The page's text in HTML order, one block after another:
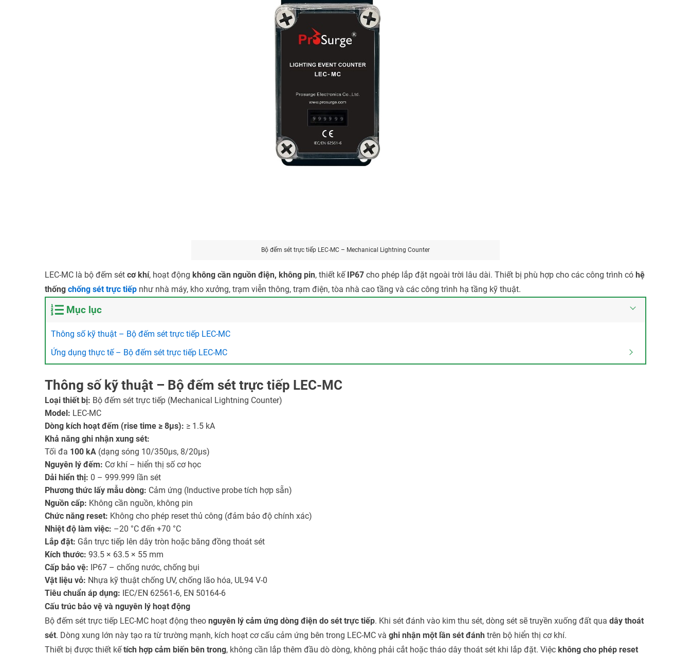
Bộ đếm sét trực tiếp LEC-MC – Mechanical Lightning Counter
LEC-MC là bộ đếm sét cơ khí, hoạt động không cần nguồn điện, không pin, thiết kế IP67 cho phép lắp đặt ngoài trời lâu dài. Thiết bị phù hợp cho các công trình có hệ
thống chống sét trực tiếp như nhà máy, kho xưởng, trạm viễn thông, trạm điện, tòa nhà cao tầng và các công trình hạ tầng kỹ thuật.
Mục lục
Thông số kỹ thuật – Bộ đếm sét trực tiếp LEC-MC
Ứng dụng thực tế – Bộ đếm sét trực tiếp LEC-MC
Thông số kỹ thuật – Bộ đếm sét trực tiếp LEC-MC
Loại thiết bị: Bộ đếm sét trực tiếp (Mechanical Lightning Counter)
Model: LEC-MC
Dòng kích hoạt đếm (rise time ≥ 8µs): ≥ 1.5 kA
Khả năng ghi nhận xung sét:
Tối đa 100 kA (dạng sóng 10/350µs, 8/20µs)
Nguyên lý đếm: Cơ khí – hiển thị số cơ học
Dải hiển thị: 0 – 999.999 lần sét
Phương thức lấy mẫu dòng: Cảm ứng (Inductive probe tích hợp sẵn)
Nguồn cấp: Không cần nguồn, không pin
Chức năng reset: Không cho phép reset thủ công (đảm bảo độ chính xác)
Nhiệt độ làm việc: –20 °C đến +70 °C
Lắp đặt: Gắn trực tiếp lên dây tròn hoặc băng đồng thoát sét
Kích thước: 93.5 × 63.5 × 55 mm
Cấp bảo vệ: IP67 – chống nước, chống bụi
Vật liệu vỏ: Nhựa kỹ thuật chống UV, chống lão hóa, UL94 V-0
Tiêu chuẩn áp dụng: IEC/EN 62561-6, EN 50164-6
Cấu trúc bảo vệ và nguyên lý hoạt động
Bộ đếm sét trực tiếp LEC-MC hoạt động theo nguyên lý cảm ứng dòng điện do sét trực tiếp. Khi sét đánh vào kim thu sét, dòng sét sẽ truyền xuống đất qua dây thoát
sét. Dòng xung lớn này tạo ra từ trường mạnh, kích hoạt cơ cấu cảm ứng bên trong LEC-MC và ghi nhận một lần sét đánh trên bộ hiển thị cơ khí.
Thiết bị được thiết kếtích hợp cảm biến bên trong, không cần lắp thêm đầu dò dòng, không phải cắt hoặc tháo dây thoát sét khi lắp đặt. Việc không cho phép reset